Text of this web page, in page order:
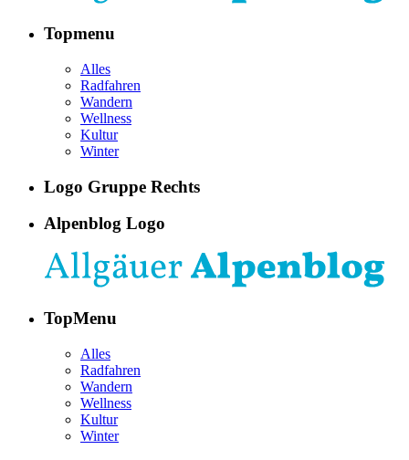
Topmenu
Alles
Radfahren
Wandern
Wellness
Kultur
Winter
Logo Gruppe Rechts
Alpenblog Logo
TopMenu
Alles
Radfahren
Wandern
Wellness
Kultur
Winter